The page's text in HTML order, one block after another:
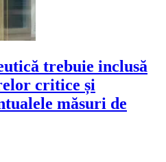
trebuie inclusă
critice și
măsuri de